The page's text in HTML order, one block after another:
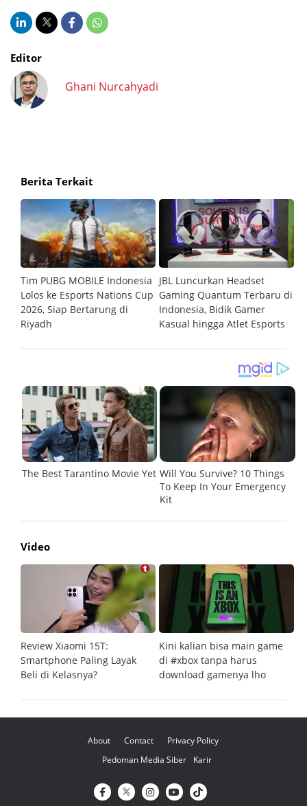
Editor
Ghani Nurcahyadi
Berita Terkait
Tim PUBG MOBILE Indonesia
Lolos ke Esports Nations Cup
2026, Siap Bertarung di
Riyadh
JBL Luncurkan Headset
Gaming Quantum Terbaru di
Indonesia, Bidik Gamer
Kasual hingga Atlet Esports
Video
Review Xiaomi 15T:
Smartphone Paling Layak
Beli di Kelasnya?
Kini kalian bisa main game
di #xbox tanpa harus
download gamenya lho
About Contact
Privacy Policy
Pedoman Media Siber
Karir